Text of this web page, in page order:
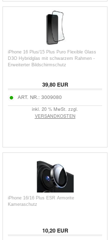
iPhone 16 Plus/15 Plus Puro Flexible Glass
D3O Hybridglas mit schwarzem Rahmen -
Erweiterter Bildschirmschutz
39,80EUR
ART. NR.: 3009080
inkl. 20 % MwSt. zzgl.
VERSANDKOSTEN
iPhone 16/16 Plus ESR Armorite
Kameraschutz
10,20EUR